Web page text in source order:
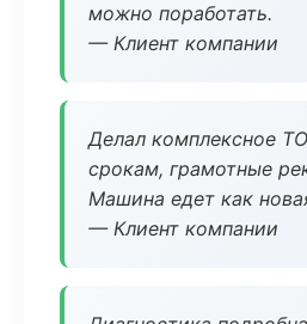
можно поработать.
— Клиент компании
Делал комплексное
срокам, грамотные
Машина едет как
— Клиент компании